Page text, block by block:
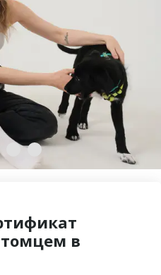
Пять звезд и более пятисот
отзывов на Яндексе
в